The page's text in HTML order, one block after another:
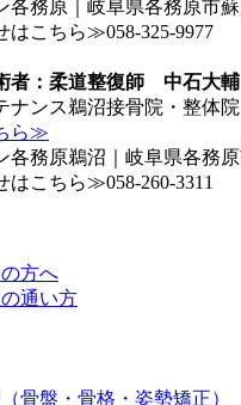
者：柔道整復師 中石大輔
方へ
通い方
骨盤・骨格・姿勢矯正）